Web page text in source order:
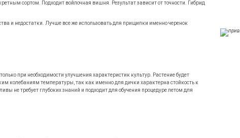
сортом. Подходит войлочная вишня. Результат зависит от точности. Гибрид
и недостатки. Лучше все же использовать для прищипки именно черенок
при необходимости улучшения характеристик культур. Растение будет
колебаниям температуры, так как именно для дички характерна стойкость к
не требует глубоких знаний и подходит для обучения процедуре летом для